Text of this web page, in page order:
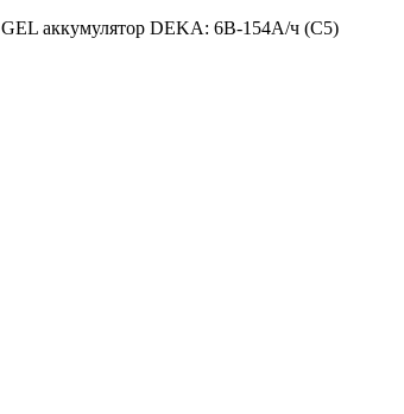
GEL аккумулятор DEKA: 6В-154А/ч (С5)